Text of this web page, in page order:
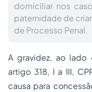
domiciliar nos
paternidade de
de Processo Penal.
A gravidez, ao lado
artigo 318, I a III,
causa para